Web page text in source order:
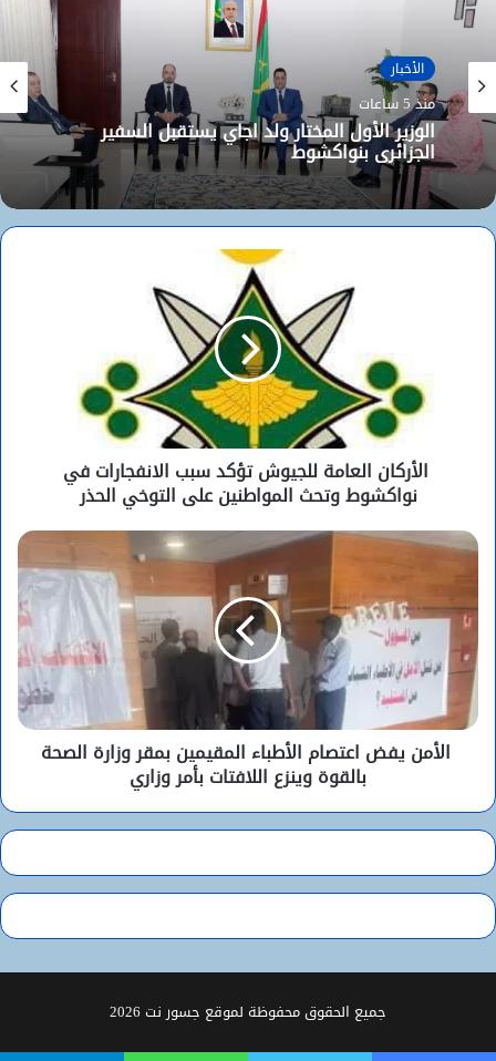
الأخبار
منذ 5 ساعات
الوزير الأول المختار ولد اجاي يستقبل السفير
الجزائري بنواكشوط
الأركان العامة للجيوش تؤكد سبب الانفجارات في
نواكشوط وتحث المواطنين على التوخي الحذر
الأمن يفض اعتصام الأطباء المقيمين بمقر وزارة الصحة
بالقوة وينزع اللافتات بأمر وزاري
جميع الحقوق محفوظة لموقع جسور نت 2026